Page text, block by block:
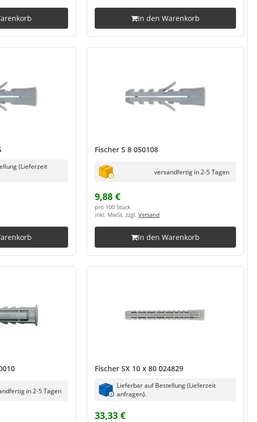
In den Warenkorb
(Lieferzeit
Fischer S 8 050108
versandfertig in 2-5 Tagen
9,88 €
pro 100 Stück
inkl. MwSt. zzgl. Versand
In den Warenkorb
in 2-5 Tagen
Fischer SX 10 x 80 024829
Lieferbar auf Bestellung (Lieferzeit
anfragen).
33,33 €